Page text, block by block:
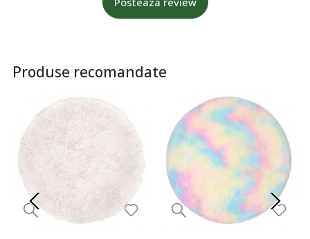
Produse recomandate